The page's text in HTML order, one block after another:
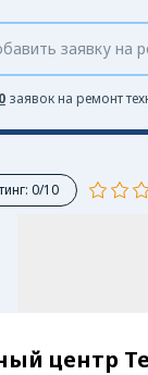
заявку на
0 заявок на ремонт
0/10
центр